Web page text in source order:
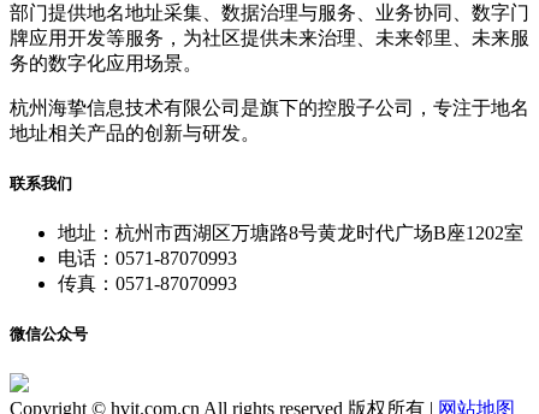
部门提供地名地址采集、数据治理与服务、业务协同、数字门
牌应用开发等服务，为社区提供未来治理、未来邻里、未来服
务的数字化应用场景。
杭州海挚信息技术有限公司是旗下的控股子公司，专注于地名
地址相关产品的创新与研发。
联系我们
地址：杭州市西湖区万塘路8号黄龙时代广场B座1202室
电话：0571-87070993
传真：0571-87070993
微信公众号
Copyright © hvit.com.cn All rights reserved 版权所有 | 网站地图